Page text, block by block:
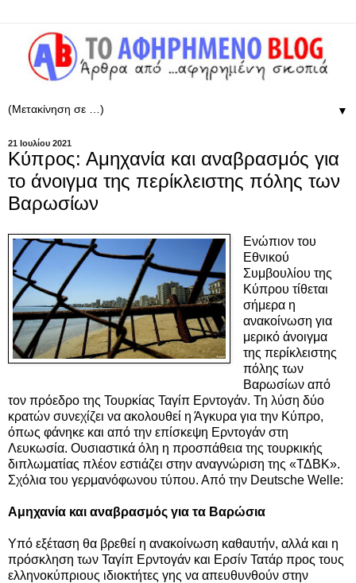
▼
21 Ιουλίου 2021
Κύπρος: Αμηχανία και αναβρασμός για
τo άνοιγμα της περίκλειστης πόλης των
Βαρωσίων
Ενώπιον του
Εθνικού
Συμβουλίου της
Κύπρου τίθεται
σήμερα η
ανακοίνωση για
μερικό άνοιγμα
της περίκλειστης
πόλης των
Βαρωσίων από
τον πρόεδρο της Τουρκίας Ταγίπ Ερντογάν. Τη λύση δύο
κρατών συνεχίζει να ακολουθεί η Άγκυρα για την Κύπρο,
όπως φάνηκε και από την επίσκεψη Ερντογάν στη
Λευκωσία. Ουσιαστικά όλη η προσπάθεια της τουρκικής
διπλωματίας πλέον εστιάζει στην αναγνώριση της «ΤΔΒΚ».
Σχόλια του γερμανόφωνου τύπου. Από την Deutsche Welle:
Αμηχανία και αναβρασμός για τα Βαρώσια
Υπό εξέταση θα βρεθεί η ανακοίνωση καθαυτήν, αλλά και η
πρόσκληση των Ταγίπ Ερντογάν και Ερσίν Τατάρ προς τους
ελληνοκύπριους ιδιοκτήτες γης να απευθυνθούν στην